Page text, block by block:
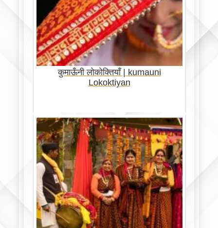
कुमाऊँनी लोकोक्तियाँ | kumauni
Lokoktiyan